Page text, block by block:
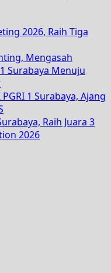
2026, Raih Tiga
Mengasah
Surabaya Menuju
1 Surabaya, Ajang
Raih Juara 3
2026